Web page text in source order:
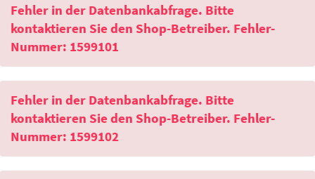
Fehler in der Datenbankabfrage. Bitte
kontaktieren Sie den Shop-Betreiber. Fehler-
Nummer: 1599101
Fehler in der Datenbankabfrage. Bitte
kontaktieren Sie den Shop-Betreiber. Fehler-
Nummer: 1599102